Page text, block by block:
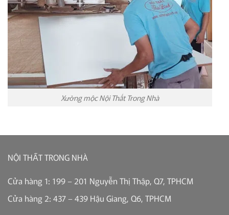
Xưởng mộc Nội Thất Trong Nhà
NỘI THẤT TRONG NHÀ
Cửa hàng 1: 199 – 201 Nguyễn Thị Thập, Q7, TPHCM
Cửa hàng 2: 437 – 439 Hậu Giang, Q6, TPHCM